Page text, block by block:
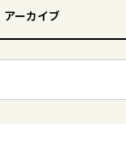
アーカイブ